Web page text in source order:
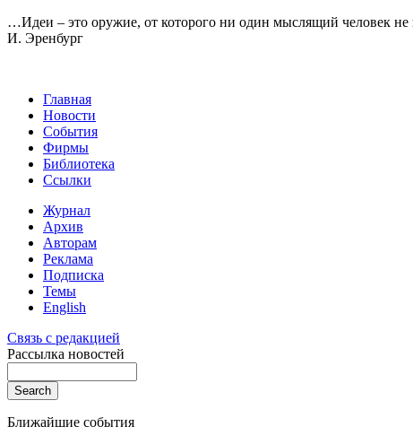
…Идеи – это оружие, от которого ни один мыслящий человек не
И. Эренбург
Главная
Новости
События
Фирмы
Библиотека
Ссылки
Журнал
Архив
Авторам
Реклама
Подписка
Темы
English
Связь с редакцией
Рассылка новостей
Ближайшие события